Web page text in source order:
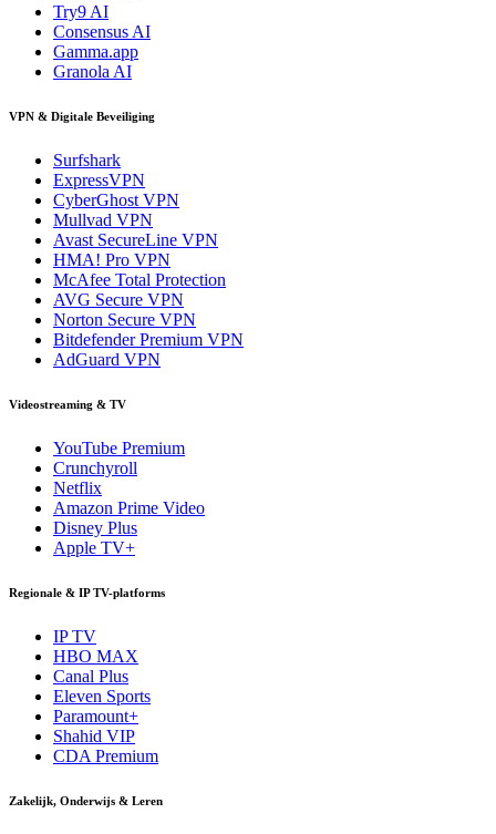
Try9 AI
Consensus AI
Gamma.app
Granola AI
VPN & Digitale Beveiliging
Surfshark
ExpressVPN
CyberGhost VPN
Mullvad VPN
Avast SecureLine VPN
HMA! Pro VPN
McAfee Total Protection
AVG Secure VPN
Norton Secure VPN
Bitdefender Premium VPN
AdGuard VPN
Videostreaming & TV
YouTube Premium
Crunchyroll
Netflix
Amazon Prime Video
Disney Plus
Apple TV+
Regionale & IP TV-platforms
IP TV
HBO MAX
Canal Plus
Eleven Sports
Paramount+
Shahid VIP
CDA Premium
Zakelijk, Onderwijs & Leren